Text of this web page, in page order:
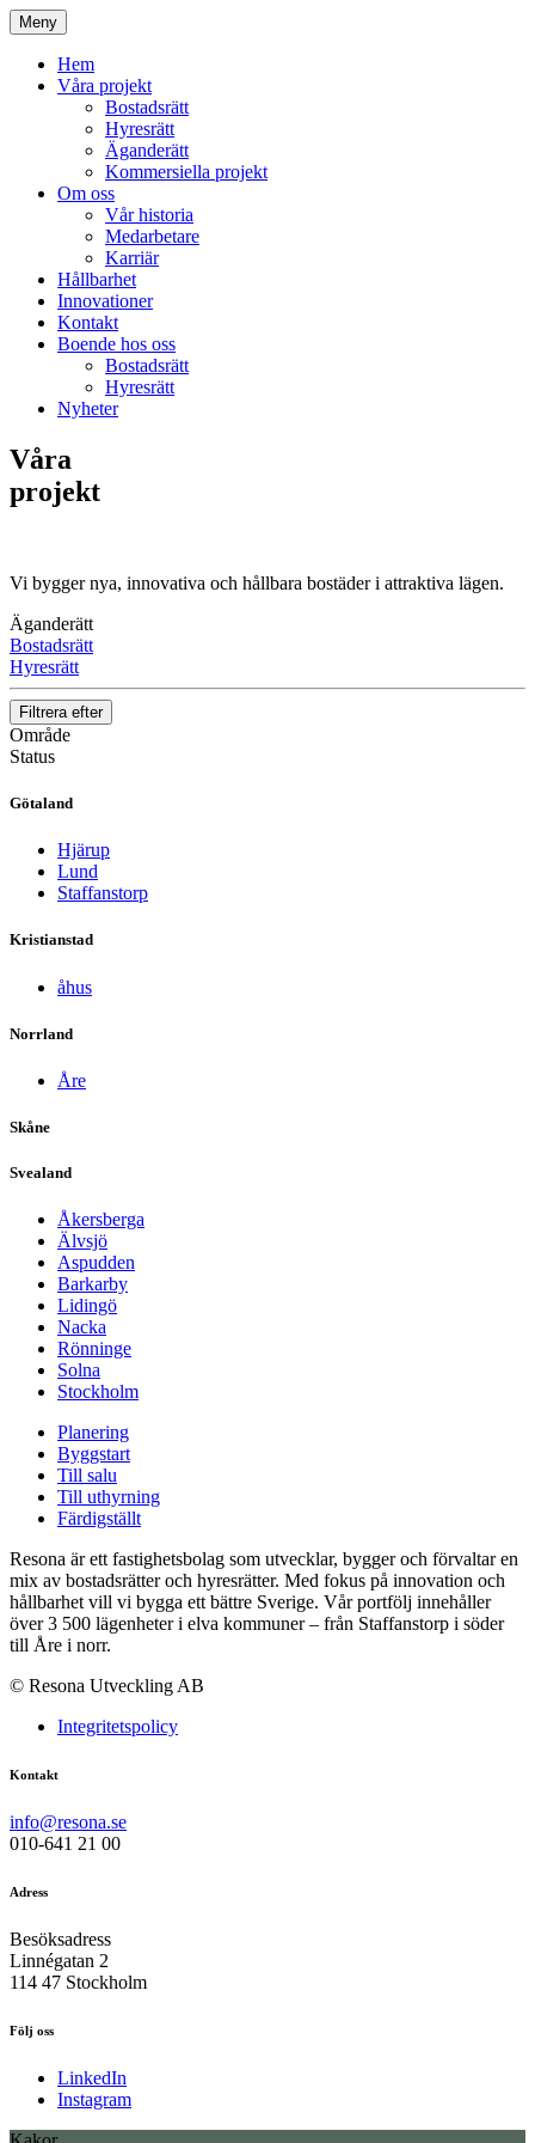
Meny
Hem
Våra projekt
Bostadsrätt
Hyresrätt
Äganderätt
Kommersiella projekt
Om oss
Vår historia
Medarbetare
Karriär
Hållbarhet
Innovationer
Kontakt
Boende hos oss
Bostadsrätt
Hyresrätt
Nyheter
Våra
projekt
Vi bygger nya, innovativa och hållbara bostäder i attraktiva lägen.
Äganderätt
Bostadsrätt
Hyresrätt
Filtrera efter
Område
Status
Götaland
Hjärup
Lund
Staffanstorp
Kristianstad
åhus
Norrland
Åre
Skåne
Svealand
Åkersberga
Älvsjö
Aspudden
Barkarby
Lidingö
Nacka
Rönninge
Solna
Stockholm
Planering
Byggstart
Till salu
Till uthyrning
Färdigställt
Resona är ett fastighetsbolag som utvecklar, bygger och förvaltar en
mix av bostadsrätter och hyresrätter. Med fokus på innovation och
hållbarhet vill vi bygga ett bättre Sverige. Vår portfölj innehåller
över 3 500 lägenheter i elva kommuner – från Staffanstorp i söder
till Åre i norr.
© Resona Utveckling AB
Integritetspolicy
Kontakt
info@resona.se
010-641 21 00
Adress
Besöksadress
Linnégatan 2
114 47 Stockholm
Följ oss
LinkedIn
Instagram